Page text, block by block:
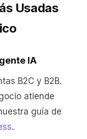
Usadas
IA
B2C y B2B.
atiende
guía de
.